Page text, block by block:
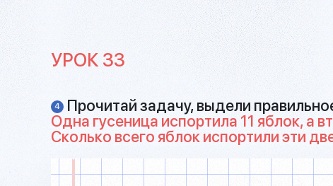
УРОК 33
4
Прочитай задачу, выдели
Одна гусеница испортила 11 яблок, а
Сколько всего яблок испортили эти